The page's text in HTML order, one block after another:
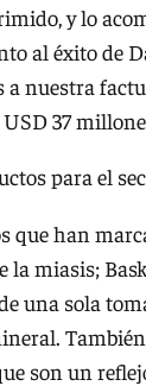
y lo
al éxito de
nuestra
37
para el
que han
la miasis;
una sola
son un